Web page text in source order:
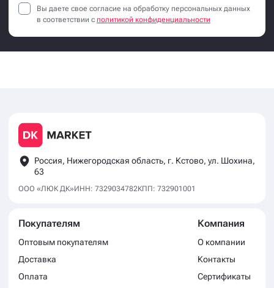
Вы даете свое согласие на обработку персональных данных
в соответствии с политикой конфиденциальности
Россия, Нижегородская область, г. Кстово, ул. Шохина,
63
ООО «ЛЮК ДК»ИНН: 7329034782КПП: 732901001
Покупателям
Оптовым покупателям
Доставка
Оплата
Компания
О компании
Контакты
Сертификаты